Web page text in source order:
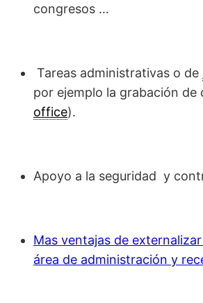
congresos …
Tareas administrativas o de
por ejemplo la grabación de
office).
Apoyo a la seguridad y
Mas ventajas de
área de administración y